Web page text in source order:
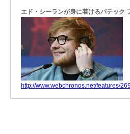
エド・シーランが身に着けるパテック
http://www.webchronos.net/features/